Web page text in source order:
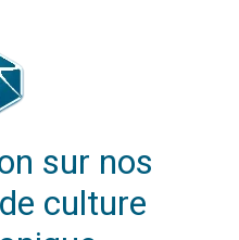
sur nos
culture